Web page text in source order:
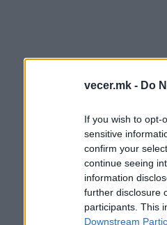
vecer.mk - Do
If you wish to opt-
sensitive
confirm your
continue seeing
information
further disclosure
participants. This
Downstream